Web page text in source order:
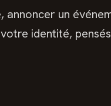
un
identité,